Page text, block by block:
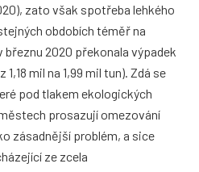
zato však spotřeba lehkého
obdobích téměř na
březnu 2020 překonala výpadek
1,18 mil na 1,99 mil tun). Zdá se
pod tlakem ekologických
prosazují omezování
zásadnější problém, a sice
ze zcela